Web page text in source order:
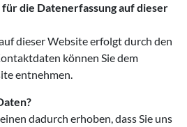
die Datenerfassung auf dieser
dieser Website erfolgt durch den
können Sie dem
entnehmen.
dadurch erhoben, dass Sie uns